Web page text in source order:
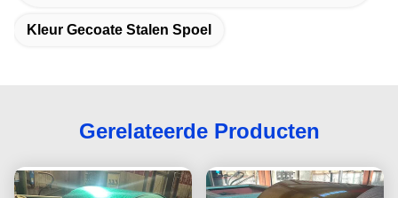
Kleur Gecoate Stalen Spoel
Gerelateerde Producten